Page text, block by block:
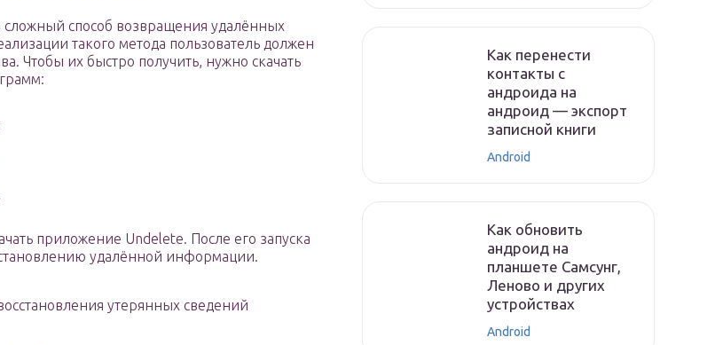
сложный способ возвращения удалённых
такого метода пользователь должен
Чтобы их быстро получить, нужно скачать
приложение Undelete. После его запуска
удалённой информации.
утерянных сведений
Как перенести
контакты с
андроида на
андроид — экспорт
записной книги
Android
Как обновить
андроид на
планшете Самсунг,
Леново и других
устройствах
Android